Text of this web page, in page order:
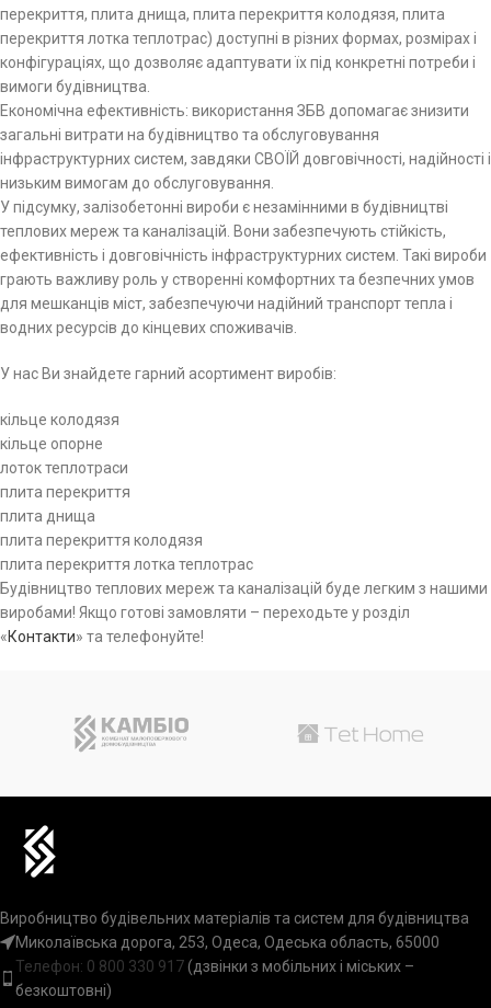
перекриття, плита днища, плита перекриття колодязя, плита
перекриття лотка теплотрас) доступні в різних формах, розмірах і
конфігураціях, що дозволяє адаптувати їх під конкретні потреби і
вимоги будівництва.
Економічна ефективність: використання ЗБВ допомагає знизити
загальні витрати на будівництво та обслуговування
інфраструктурних систем, завдяки СВОЇЙ довговічності, надійності і
низьким вимогам до обслуговування.
У підсумку, залізобетонні вироби є незамінними в будівництві
теплових мереж та каналізацій. Вони забезпечують стійкість,
ефективність і довговічність інфраструктурних систем. Такі вироби
грають важливу роль у створенні комфортних та безпечних умов
для мешканців міст, забезпечуючи надійний транспорт тепла і
водних ресурсів до кінцевих споживачів.
У нас Ви знайдете гарний асортимент виробів:
кільце колодязя
кільце опорне
лоток теплотраси
плита перекриття
плита днища
плита перекриття колодязя
плита перекриття лотка теплотрас
Будівництво теплових мереж та каналізацій буде легким з нашими
виробами! Якщо готові замовляти – переходьте у розділ
«Контакти» та телефонуйте!
Виробництво будівельних матеріалів та систем для будівництва
Миколаївська дорога, 253, Одеса, Одеська область, 65000
Телефон: 0 800 330 917(дзвінки з мобільних і міських –
безкоштовні)